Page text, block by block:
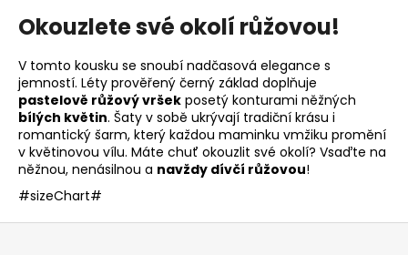
Okouzlete své okolí růžovou!
V tomto kousku se snoubí nadčasová elegance s
jemností. Léty prověřený černý základ doplňuje
pastelově růžový vršek posetý konturami něžných
bílých květin. Šaty v sobě ukrývají tradiční krásu i
romantický šarm, který každou maminku vmžiku promění
v květinovou vílu. Máte chuť okouzlit své okolí? Vsaďte na
něžnou, nenásilnou a navždy dívčí růžovou!
#sizeChart#
Z